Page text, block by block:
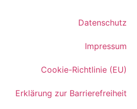
Datenschutz
Impressum
Cookie-Richtlinie (EU)
Erklärung zur Barrierefreiheit